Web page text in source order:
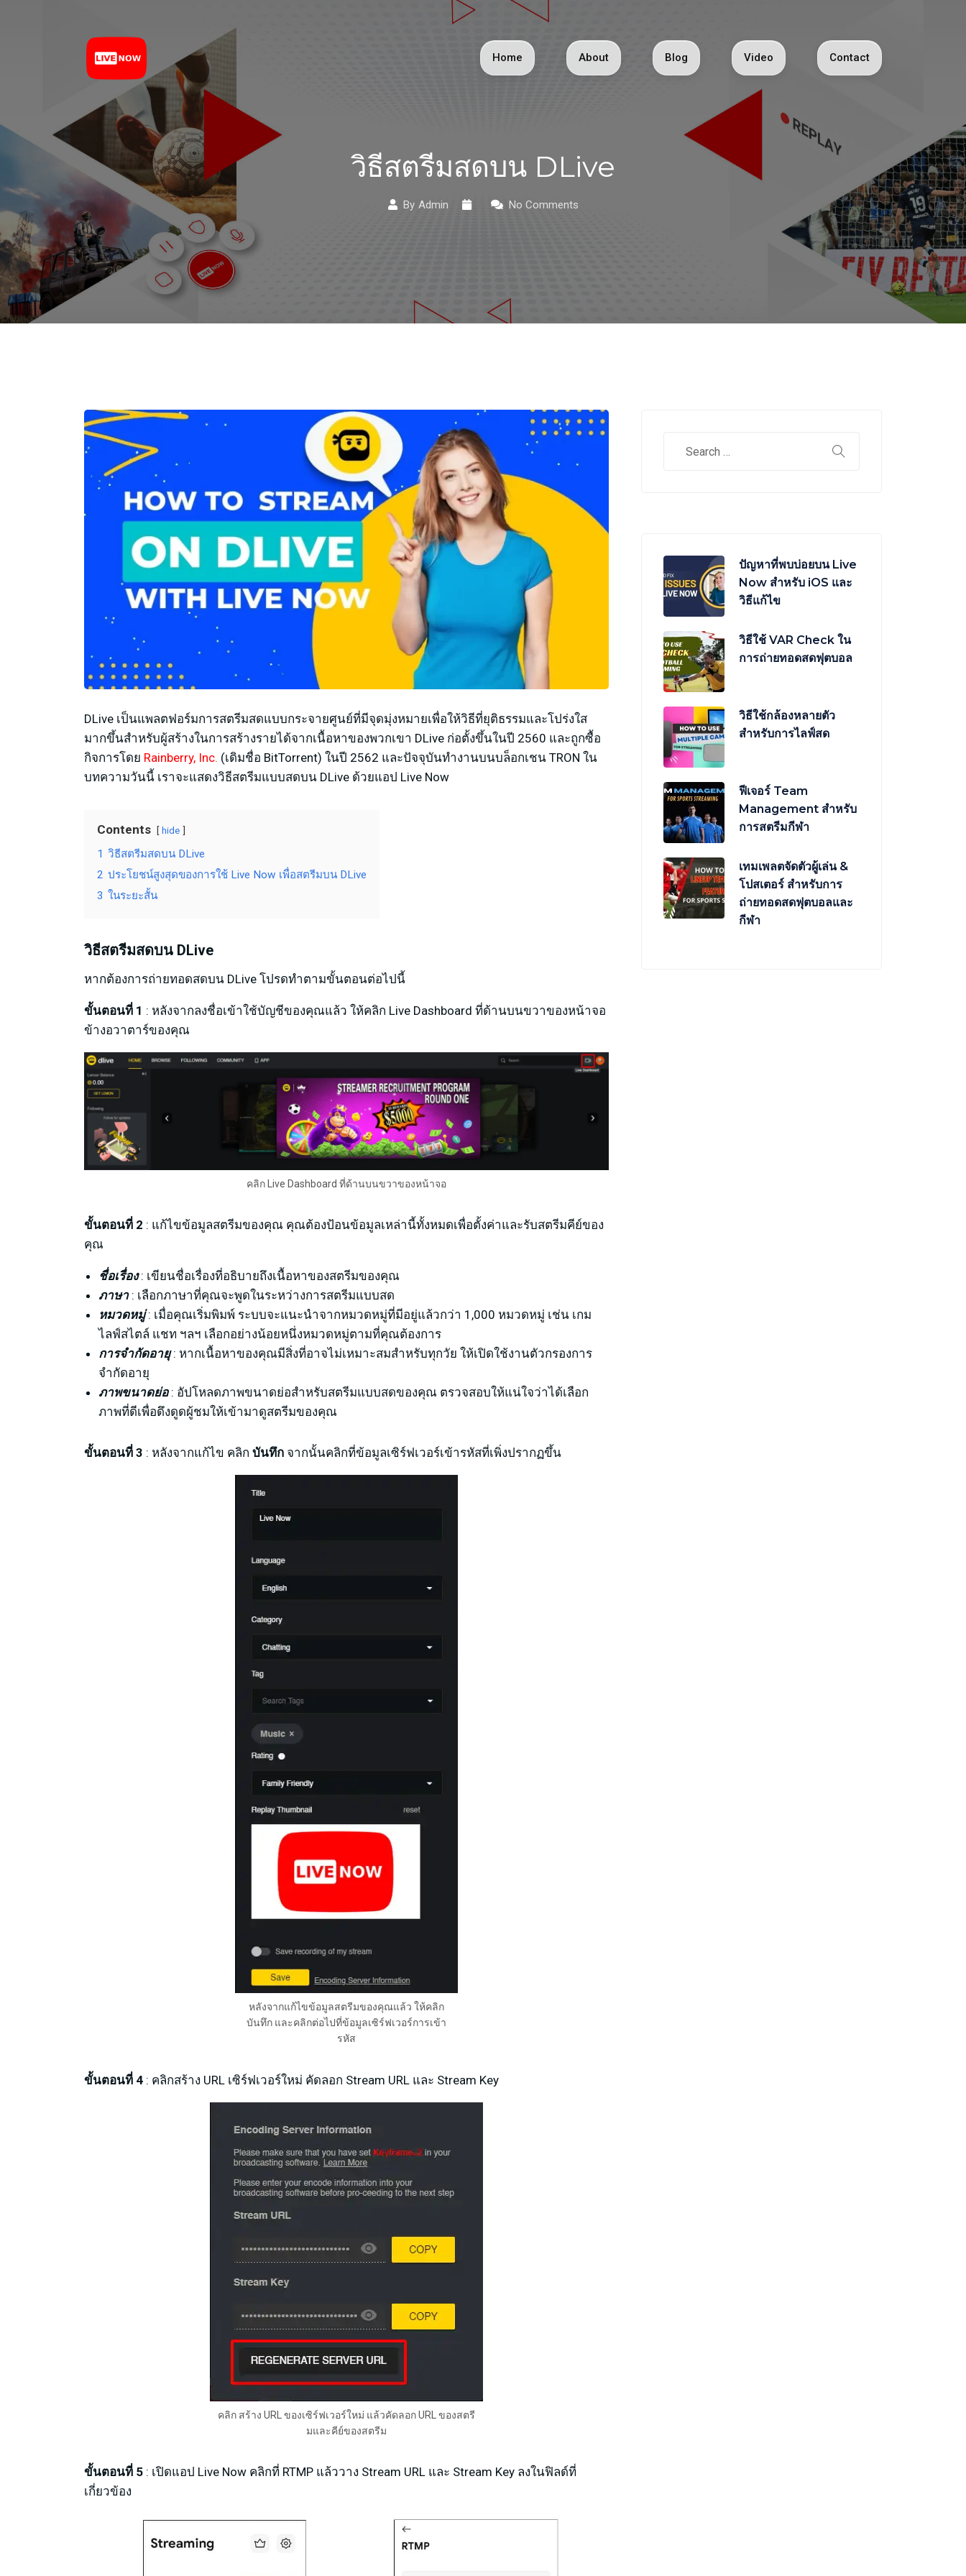
Home About Blog Video Contact
วิธีสตรีมสดบน DLive
By Admin No Comments
DLive เป็นแพลตฟอร์มการสตรีมสดแบบกระจายศูนย์ที่มีจุดมุ่งหมายเพื่อให้วิธีที่ยุติธรรมและโปร่งใส
มากขึ้นสำหรับผู้สร้างในการสร้างรายได้จากเนื้อหาของพวกเขา DLive ก่อตั้งขึ้นในปี 2560 และถูกซื้อ
กิจการโดย Rainberry, Inc. (เดิมชื่อ BitTorrent) ในปี 2562 และปัจจุบันทำงานบนบล็อกเชน TRON ใน
บทความวันนี้ เราจะแสดงวิธีสตรีมแบบสดบน DLive ด้วยแอป Live Now
Contents hide
1 วิธีสตรีมสดบน DLive
2 ประโยชน์สูงสุดของการใช้ Live Now เพื่อสตรีมบน DLive
3 ในระยะสั้น
วิธีสตรีมสดบน DLive
หากต้องการถ่ายทอดสดบน DLive โปรดทำตามขั้นตอนต่อไปนี้
ขั้นตอนที่ 1 : หลังจากลงชื่อเข้าใช้บัญชีของคุณแล้ว ให้คลิก Live Dashboard ที่ด้านบนขวาของหน้าจอ
ข้างอวาตาร์ของคุณ
คลิก Live Dashboard ที่ด้านบนขวาของหน้าจอ
ขั้นตอนที่ 2 : แก้ไขข้อมูลสตรีมของคุณ คุณต้องป้อนข้อมูลเหล่านี้ทั้งหมดเพื่อตั้งค่าและรับสตรีมคีย์ของ
คุณ
ชื่อเรื่อง: เขียนชื่อเรื่องที่อธิบายถึงเนื้อหาของสตรีมของคุณ
ภาษา: เลือกภาษาที่คุณจะพูดในระหว่างการสตรีมแบบสด
หมวดหมู่: เมื่อคุณเริ่มพิมพ์ ระบบจะแนะนำจากหมวดหมู่ที่มีอยู่แล้วกว่า 1,000 หมวดหมู่ เช่น เกม
ไลฟ์สไตล์ แชท ฯลฯ เลือกอย่างน้อยหนึ่งหมวดหมู่ตามที่คุณต้องการ
การจำกัดอายุ: หากเนื้อหาของคุณมีสิ่งที่อาจไม่เหมาะสมสำหรับทุกวัย ให้เปิดใช้งานตัวกรองการ
จำกัดอายุ
ภาพขนาดย่อ: อัปโหลดภาพขนาดย่อสำหรับสตรีมแบบสดของคุณ ตรวจสอบให้แน่ใจว่าได้เลือก
ภาพที่ดีเพื่อดึงดูดผู้ชมให้เข้ามาดูสตรีมของคุณ
ขั้นตอนที่ 3 : หลังจากแก้ไข คลิก บันทึก จากนั้นคลิกที่ข้อมูลเซิร์ฟเวอร์เข้ารหัสที่เพิ่งปรากฏขึ้น
หลังจากแก้ไขข้อมูลสตรีมของคุณแล้ว ให้คลิก
บันทึก และคลิกต่อไปที่ข้อมูลเซิร์ฟเวอร์การเข้า
รหัส
ขั้นตอนที่ 4 : คลิกสร้าง URL เซิร์ฟเวอร์ใหม่ คัดลอก Stream URL และ Stream Key
คลิก สร้าง URL ของเซิร์ฟเวอร์ใหม่ แล้วคัดลอก URL ของสตรี
มและคีย์ของสตรีม
ขั้นตอนที่ 5 : เปิดแอป Live Now คลิกที่ RTMP แล้ววาง Stream URL และ Stream Key ลงในฟิลด์ที่
เกี่ยวข้อง
ปัญหาที่พบบ่อยบน Live
Now สำหรับ iOS และ
วิธีแก้ไข
วิธีใช้ VAR Check ใน
การถ่ายทอดสดฟุตบอล
วิธีใช้กล้องหลายตัว
สำหรับการไลฟ์สด
ฟีเจอร์ Team
Management สำหรับ
การสตรีมกีฬา
เทมเพลตจัดตัวผู้เล่น &
โปสเตอร์ สำหรับการ
ถ่ายทอดสดฟุตบอลและ
กีฬา